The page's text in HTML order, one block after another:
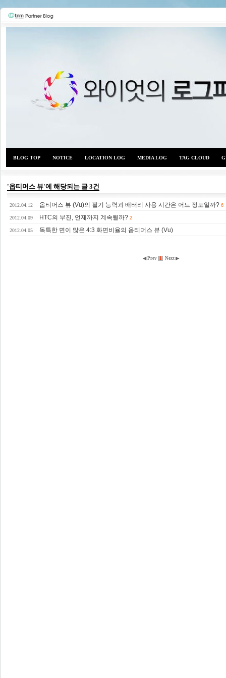
와이
BLOG TOP NOTICE LOCATION LOG MEDIA LOG TAG CLOUD
'옵티머스 뷰'에 해당되는 글 3건
2012.04.12 옵티머스 뷰 (Vu)의 필기 능력과 배터리 사용 시간은 어느 정도일까? 6
2012.04.09 HTC의 부진, 언제까지 계속될까? 2
2012.04.05 독특한 면이 많은 4:3 화면비율의 옵티머스 뷰 (Vu)
◀ Prev 1 Next ▶